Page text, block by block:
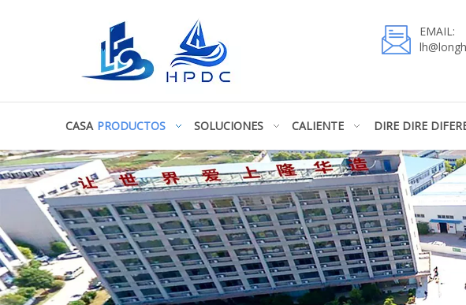
EMAIL:
CASA PRODUCTOS SOLUCIONES CALIENTE DIRE DIRE